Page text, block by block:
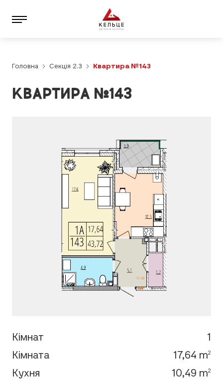
Головна Секція 2.3 Квартира №143
КВАРТИРА №143
Кімнат
1
Кімната
17,64 m2
Кухня 10,49 m2